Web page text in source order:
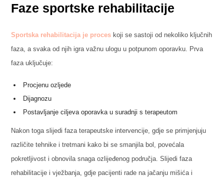
Faze sportske rehabilitacije
Sportska rehabilitacija je proceskoji se sastoji od nekoliko ključnih
faza, a svaka od njih igra važnu ulogu u potpunom oporavku. Prva
faza uključuje:
Procjenu ozljede
Dijagnozu
Postavljanje ciljeva oporavka u suradnji s terapeutom
Nakon toga slijedi faza terapeutske intervencije, gdje se primjenjuju
različite tehnike i tretmani kako bi se smanjila bol, povećala
pokretljivost i obnovila snaga ozlijeđenog područja. Slijedi faza
rehabilitacije i vježbanja, gdje pacijenti rade na jačanju mišića i